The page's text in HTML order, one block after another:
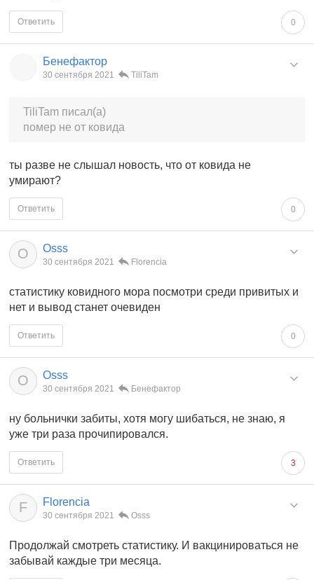
0
Ответить
Бенефактор
30 сентября 2021 TiliTam
TiliTam писал(а)
помер не от ковида
ты разве не слышал новость, что от ковида не
умирают?
0
Ответить
O Osss
30 сентября 2021 Florencia
статистику ковидного мора посмотри среди привитых и
нет и вывод станет очевиден
0
Ответить
O Osss
30 сентября 2021 Бенефактор
ну больнички забиты, хотя могу шибаться, не знаю, я
уже три раза прочипировался.
3
Ответить
F Florencia
30 сентября 2021 Osss
Продолжай смотреть статистику. И вакцинироваться не
забывай каждые три месяца.